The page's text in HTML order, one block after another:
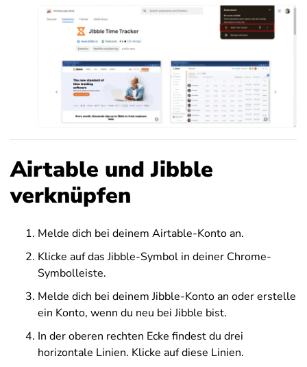
Airtable und Jibble
verknüpfen
Melde dich bei deinem Airtable-Konto an.
Klicke auf das Jibble-Symbol in deiner Chrome-
Symbolleiste.
Melde dich bei deinem Jibble-Konto an oder erstelle
ein Konto, wenn du neu bei Jibble bist.
In der oberen rechten Ecke findest du drei
horizontale Linien. Klicke auf diese Linien.